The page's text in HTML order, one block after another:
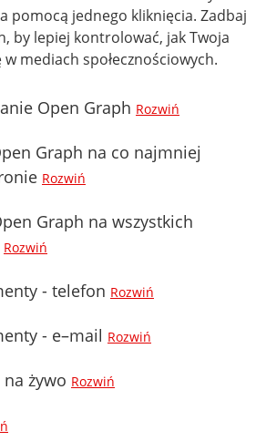
pomocą jednego kliknięcia. Zadbaj
by lepiej kontrolować, jak Twoja
mediach społecznościowych.
Open Graph Rozwiń
Graph na co najmniej
Rozwiń
Graph na wszystkich
Rozwiń
- telefon Rozwiń
- e–mail Rozwiń
żywo Rozwiń